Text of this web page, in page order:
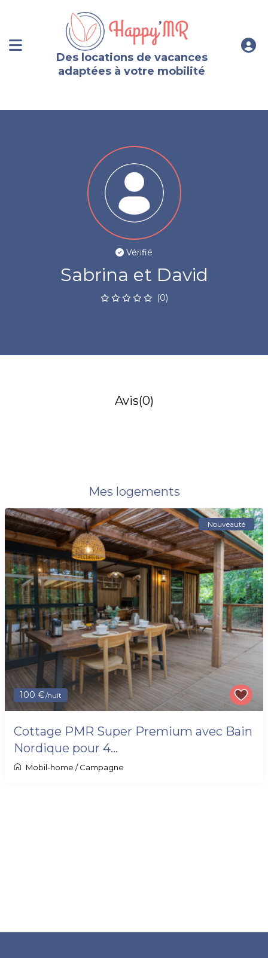
Des locations de vacances
adaptées à votre mobilité
Vérifié
Sabrina et David
(0)
Avis(0)
Mes logements
100 €/nuit
Nouveauté
Cottage PMR Super Premium avec Bain
Nordique pour 4...
Mobil-home /Campagne